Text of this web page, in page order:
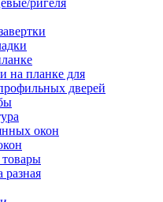
ригеля
на планке для
дверей
окон
разная